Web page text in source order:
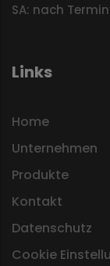
SA: nach
Links
Home
Unternehmen
Produkte
Kontakt
Datenschutz
Cookie